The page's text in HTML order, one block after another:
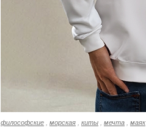
философские морская киты мечта маяк